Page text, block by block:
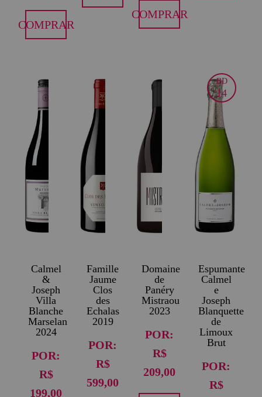
COMPRAR
COMPRAR
Calmel
&
Joseph
Villa
Blanche
Marselan
2024
POR:
R$
199,00
Famille
Jaume
Clos
des
Echalas
2019
POR:
R$
599,00
Domaine
de
Panéry
Mistraou
2023
POR:
R$
209,00
BD
14
Espumante
Calmel
e
Joseph
Blanquette
de
Limoux
Brut
POR:
R$